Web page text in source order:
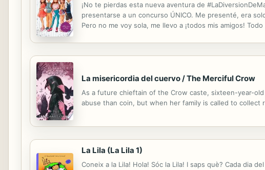
¡No te pierdas esta nueva aventura de
presentarse a un concurso ÚNICO. Me presenté, era
Pero no me voy sola, me llevo a ¡todos mis amigos!
La misericordia del cuervo / The Merciful Crow
As a future chieftain of the Crow caste, sixteen-year-
abuse than coin, but when her family is called to
La Lila (La Lila 1)
Coneix a la Lila! Hola! Sóc la Lila! I saps què? Cada dia